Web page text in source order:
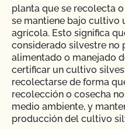
¿La certificación
acceso al mercado
¿Realiza el CCOF
plaguicidas y OMG?
¿Realiza el CCOF
planta que se recolecta
se mantiene bajo cultivo
agrícola. Esto significa
considerado silvestre no
alimentado o manejado
certificar un cultivo
recolectarse de forma
recolección o cosecha
medio ambiente, y
producción del cultivo